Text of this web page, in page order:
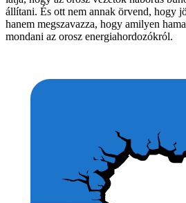
állítani. És ott nem annak örvend, hogy
hanem megszavazza, hogy amilyen
mondani az orosz energiahordozókról.